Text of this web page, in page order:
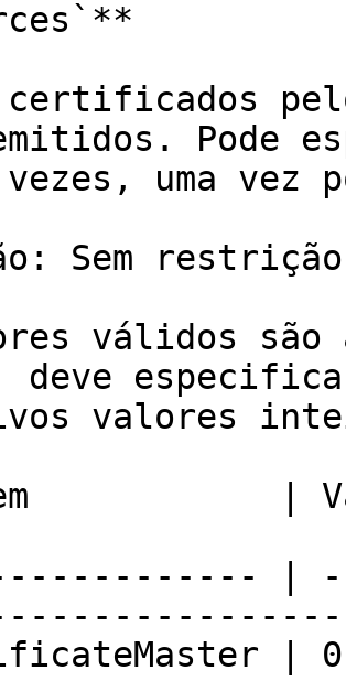
Pode
uma vez
Sem restrição
válidos são
deve
valores
|
|
| 0